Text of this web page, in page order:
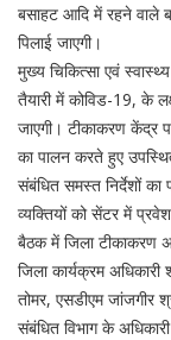
बसाहट आदि में रहने वाले
पिलाई जाएगी।
मुख्य चिकित्सा एवं
तैयारी में कोविड-19, के
जाएगी। टीकाकरण केंद्र
का पालन करते हुए
संबंधित समस्त निर्देशों
व्यक्तियों को सेंटर में प्रवेश
बैठक में जिला टीकाकरण
जिला कार्यक्रम अधिकारी
तोमर, एसडीएम जांजगीर
संबंधित विभाग के